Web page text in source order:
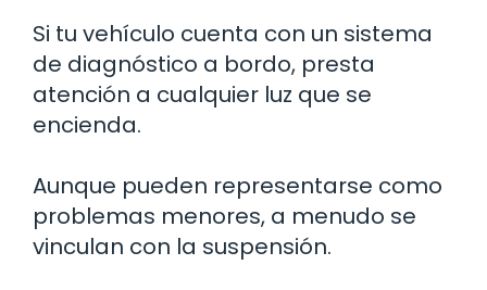
Si tu vehículo cuenta con un sistema
de diagnóstico a bordo, presta
atención a cualquier luz que se
encienda.
Aunque pueden representarse como
problemas menores, a menudo se
vinculan con la suspensión.